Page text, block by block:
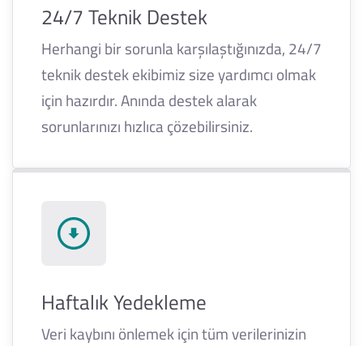
24/7 Teknik Destek
Herhangi bir sorunla karşılaştığınızda, 24/7
teknik destek ekibimiz size yardımcı olmak
için hazırdır. Anında destek alarak
sorunlarınızı hızlıca çözebilirsiniz.
Haftalık Yedekleme
Veri kaybını önlemek için tüm verilerinizin